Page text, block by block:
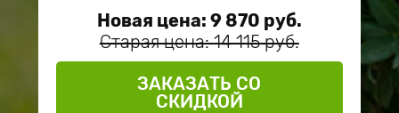
Новая цена: 9 870 руб.
Старая цена: 14 115 руб.
ЗАКАЗАТЬ СО
СКИДКОЙ